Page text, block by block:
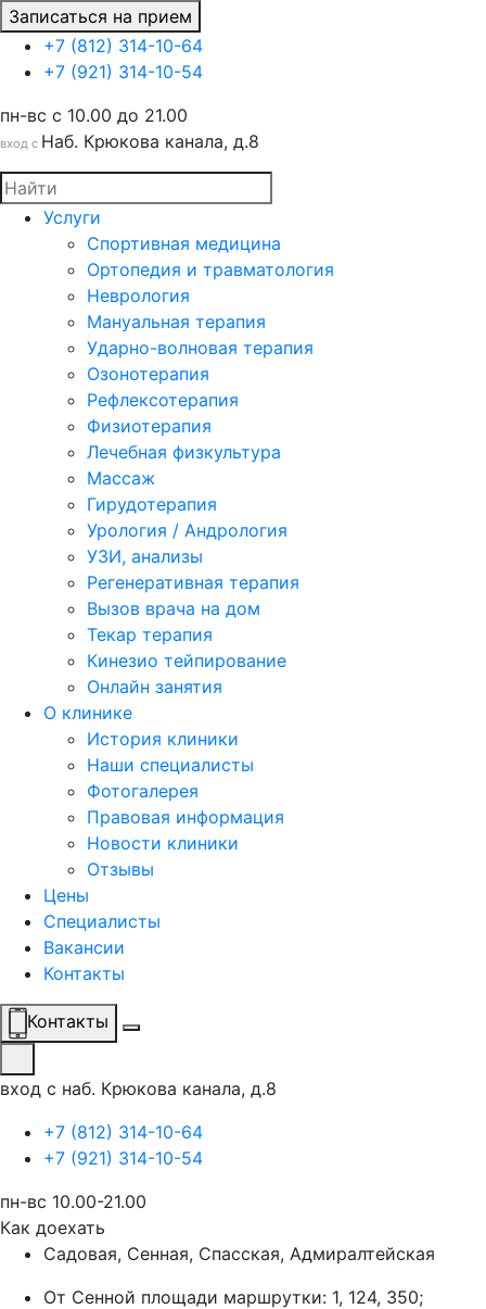
Записаться на прием
+7 (812) 314-10-64
+7 (921) 314-10-54
пн-вс c 10.00 до 21.00
вход с Наб. Крюкова канала, д.8
Услуги
Спортивная медицина
Ортопедия и травматология
Неврология
Мануальная терапия
Ударно-волновая терапия
Озонотерапия
Рефлексотерапия
Физиотерапия
Лечебная физкультура
Массаж
Гирудотерапия
Урология / Андрология
УЗИ, анализы
Регенеративная терапия
Вызов врача на дом
Текар терапия
Кинезио тейпирование
Онлайн занятия
О клинике
История клиники
Наши специалисты
Фотогалерея
Правовая информация
Новости клиники
Отзывы
Цены
Специалисты
Вакансии
Контакты
Контакты
вход с наб. Крюкова канала, д.8
+7 (812) 314-10-64
+7 (921) 314-10-54
пн-вс 10.00-21.00
Как доехать
Садовая, Сенная, Спасская, Адмиралтейская
От Сенной площади маршрутки: 1, 124, 350;